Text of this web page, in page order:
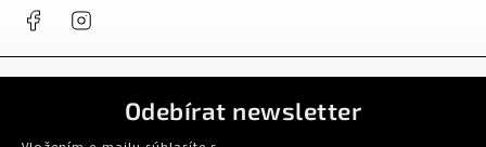
Facebook
Odebírat newsletter